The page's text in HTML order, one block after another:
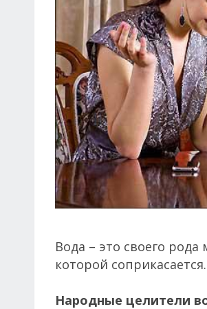
Вода – это своего
которой соприкасается.
Народные целители